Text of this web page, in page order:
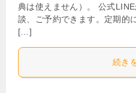
典は使えません）。 公式
談、ご予約できます。定期的
[…]
続き